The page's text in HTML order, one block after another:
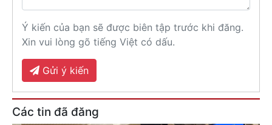
Ý kiến của bạn sẽ được biên tập trước khi đăng.
Xin vui lòng gõ tiếng Việt có dấu.
Gửi ý kiến
Các tin đã đăng